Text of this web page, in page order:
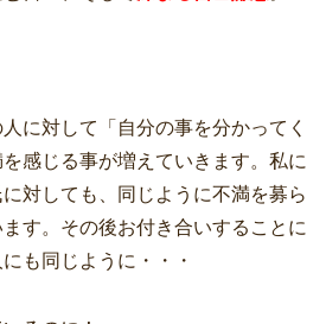
に対して「自分の事を分かってく
感じる事が増えていきます。私に
対しても、同じように不満を募ら
す。その後お付き合いすることに
も同じように・・・